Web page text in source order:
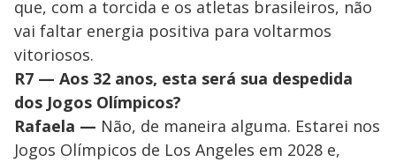
que, com a torcida e os atletas brasileiros, não
vai faltar energia positiva para voltarmos
vitoriosos.
R7 — Aos 32 anos, esta será sua despedida
dos Jogos Olímpicos?
Rafaela — Não, de maneira alguma. Estarei nos
Jogos Olímpicos de Los Angeles em 2028 e,